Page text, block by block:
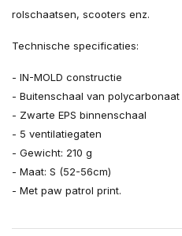
rolschaatsen, scooters enz.
Technische specificaties:
- IN-MOLD constructie
- Buitenschaal van polycarbonaat
- Zwarte EPS binnenschaal
- 5 ventilatiegaten
- Gewicht: 210 g
- Maat: S (52-56cm)
- Met paw patrol print.